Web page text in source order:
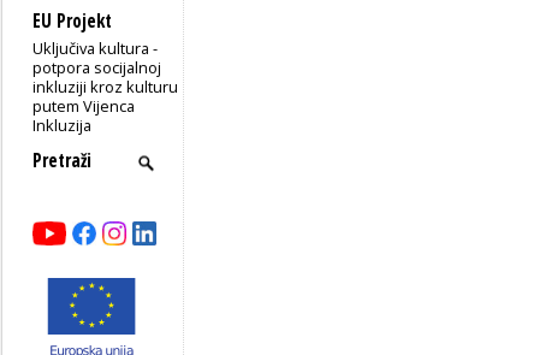
EU Projekt
Uključiva kultura -
potpora socijalnoj
inkluziji kroz kulturu
putem Vijenca
Inkluzija